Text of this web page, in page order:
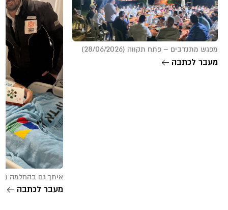
מפגש מתנדבים – פתח תקווה (28/06/2026)
מעבר לכתבה
איתך גם בהחלמה (08/01/2026)
מעבר לכתבה